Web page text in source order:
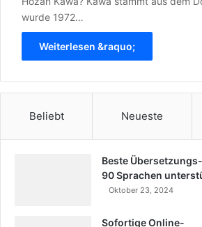
wurde 1972…
Weiterlesen &raquo;
Beliebt Neueste
Beste
90 Sprachen
Oktober 23, 2024
Sofortige Online-